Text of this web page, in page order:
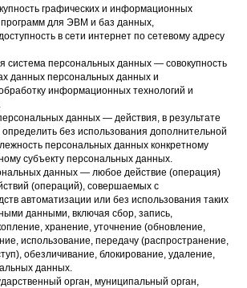
графических и информационных
для ЭВМ и баз данных,
в сети интернет по сетевому адресу
система персональных данных — совокупность
данных персональных данных и
информационных технологий и
данных — действия, в результате
без использования дополнительной
персональных данных конкретному
субъекту персональных данных.
данных — любое действие (операция)
(операций), совершаемых с
автоматизации или без использования таких
данными, включая сбор, запись,
хранение, уточнение (обновление,
использование, передачу (распространение,
обезличивание, блокирование, удаление,
данных.
орган, муниципальный орган,